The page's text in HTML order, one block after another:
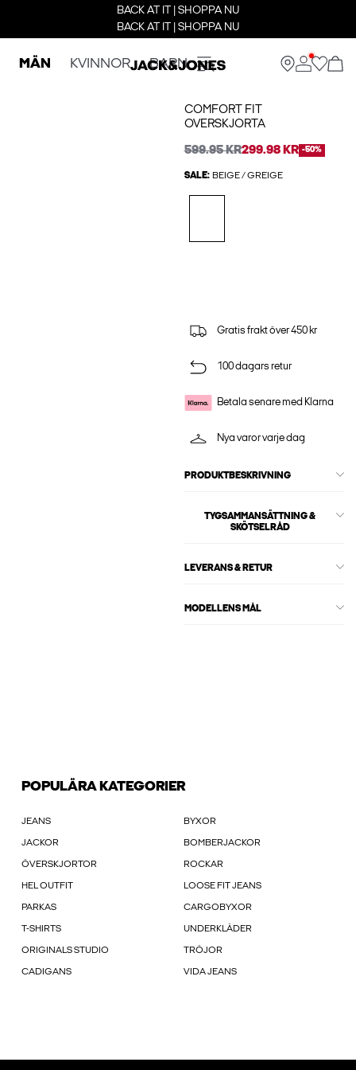
BACK AT IT | SHOPPA NU
BACK AT IT | SHOPPA NU
MÄN KVINNOR BARN
COMFORT FIT
OVERSKJORTA
599.95 KR299.98 KR -50%
SALE: BEIGE / GREIGE
Gratis frakt över 450 kr
100 dagars retur
Betala senare med Klarna
Nya varor varje dag
PRODUKTBESKRIVNING
TYGSAMMANSÄTTNING &
SKÖTSELRÅD
LEVERANS & RETUR
MODELLENS MÅL
POPULÄRA KATEGORIER
JEANS BYXOR
JACKOR BOMBERJACKOR
ÖVERSKJORTOR ROCKAR
HEL OUTFIT LOOSE FIT JEANS
PARKAS CARGOBYXOR
T-SHIRTS UNDERKLÄDER
ORIGINALS STUDIO TRÖJOR
CADIGANS VIDA JEANS